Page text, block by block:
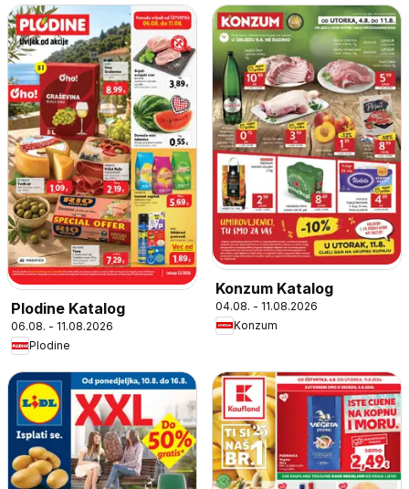
Plodine Katalog
06.08. - 11.08.2026
Plodine
Konzum Katalog
04.08. - 11.08.2026
Konzum